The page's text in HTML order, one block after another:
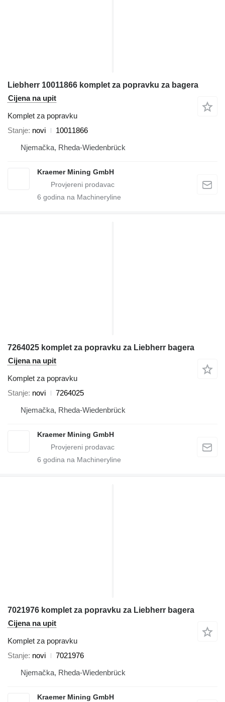
Liebherr 10011866 komplet za popravku za bagera
Cijena na upit
Komplet za popravku
Stanje novi
10011866
Njemačka, Rheda-Wiedenbrück
Kraemer Mining GmbH
6 godina na Machineryline
7264025 komplet za popravku za Liebherr bagera
Cijena na upit
Komplet za popravku
Stanje novi
7264025
Njemačka, Rheda-Wiedenbrück
Kraemer Mining GmbH
6 godina na Machineryline
7021976 komplet za popravku za Liebherr bagera
Cijena na upit
Komplet za popravku
Stanje novi
7021976
Njemačka, Rheda-Wiedenbrück
Kraemer Mining GmbH